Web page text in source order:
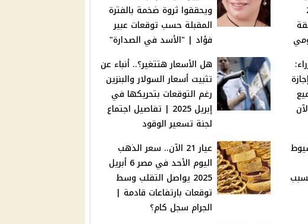
ويحققوا ثروة ضخمة بالفترة
المقبلة حسب توقعات عبير
فؤاد | "الأسد في الصدارة"
هل الأسعار هتتغير؟.. أنباء عن
تثبيت أسعار السولار والبنزين
رغم التوقعات بتحريكها في
إبريل 2025 | تفاصيل اجتماع
لجنة تسعير الوقود
عيار 21 الآن.. سعر الذهب
اليوم الأحد في مصر 6 أبريل
2025 يواصل التقلب وسط
توقعات بارتفاعات قادمة |
الجرام سجل كام؟